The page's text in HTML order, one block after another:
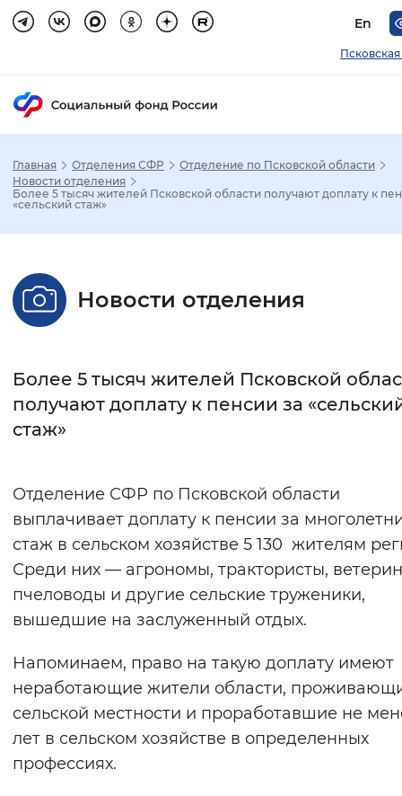
En
Стандартный Увеличенный
Без засечек С засечками
Цвет сайта
Монохромный Инверсивный
Синий фон
Включены Выключены
Звуковой ассистент
Воспроизвести
Главная Отделения СФР
Отделение по Псковской области
Новости отделения
Более 5 тысяч жителей Псковской области получают доплату к
«сельский стаж»
Новости отделения
Более 5 тысяч жителей Псковской
получают доплату к пенсии за
стаж»
Отделение СФР по Псковской области
выплачивает доплату к пенсии за
стаж в сельском хозяйстве 5 130 жителям
Среди них — агрономы, трактористы,
пчеловоды и другие сельские труженики,
вышедшие на заслуженный отдых.
Напоминаем, право на такую доплату имеют
неработающие жители области,
сельской местности и проработавшие не
лет в сельском хозяйстве в определенных
профессиях.